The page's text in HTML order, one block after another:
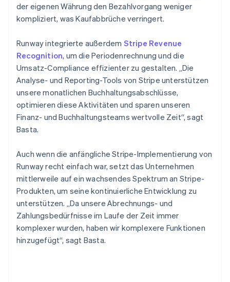
der eigenen Währung den Bezahlvorgang weniger
kompliziert, was Kaufabbrüche verringert.
Runway integrierte außerdem Stripe Revenue
Recognition, um die Periodenrechnung und die
Umsatz-Compliance effizienter zu gestalten. „Die
Analyse- und Reporting-Tools von Stripe unterstützen
unsere monatlichen Buchhaltungsabschlüsse,
optimieren diese Aktivitäten und sparen unseren
Finanz- und Buchhaltungsteams wertvolle Zeit“, sagt
Basta.
Auch wenn die anfängliche Stripe-Implementierung von
Runway recht einfach war, setzt das Unternehmen
mittlerweile auf ein wachsendes Spektrum an Stripe-
Produkten, um seine kontinuierliche Entwicklung zu
unterstützen. „Da unsere Abrechnungs- und
Zahlungsbedürfnisse im Laufe der Zeit immer
komplexer wurden, haben wir komplexere Funktionen
hinzugefügt“, sagt Basta.